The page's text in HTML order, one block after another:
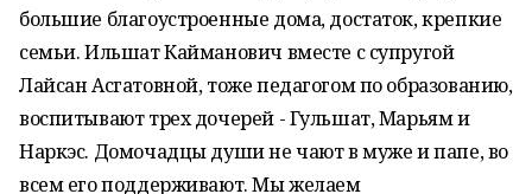
большие благоустроенные дома, достаток, крепкие
семьи. Ильшат Кайманович вместе с супругой
Лайсан Асгатовной, тоже педагогом по образованию,
воспитывают трех дочерей - Гульшат, Марьям и
Наркэс. Домочадцы души не чают в муже и папе, во
всем его поддерживают. Мы желаем